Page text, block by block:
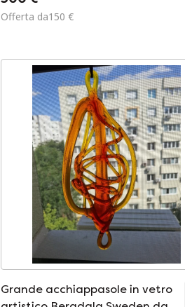
Offerta da150 €
Grande acchiappasole in vetro